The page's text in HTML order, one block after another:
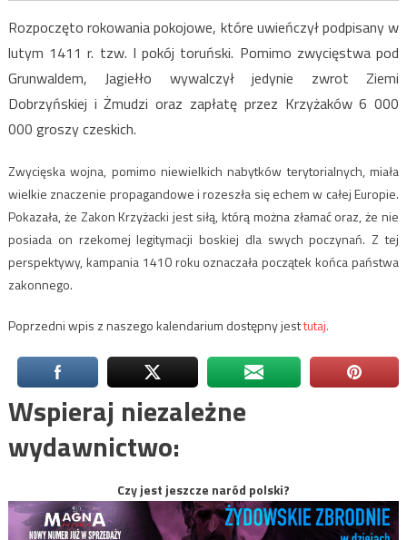
Rozpoczęto rokowania pokojowe, które uwieńczył podpisany w
lutym 1411 r. tzw. I pokój toruński. Pomimo zwycięstwa pod
Grunwaldem, Jagiełło wywalczył jedynie zwrot Ziemi
Dobrzyńskiej i Żmudzi oraz zapłatę przez Krzyżaków 6 000
000 groszy czeskich.
Zwycięska wojna, pomimo niewielkich nabytków terytorialnych, miała
wielkie znaczenie propagandowe i rozeszła się echem w całej Europie.
Pokazała, że Zakon Krzyżacki jest siłą, którą można złamać oraz, że nie
posiada on rzekomej legitymacji boskiej dla swych poczynań. Z tej
perspektywy, kampania 1410 roku oznaczała początek końca państwa
zakonnego.
Poprzedni wpis z naszego kalendarium dostępny jesttutaj.
Wspieraj niezależne
wydawnictwo:
Czy jest jeszcze naród polski?